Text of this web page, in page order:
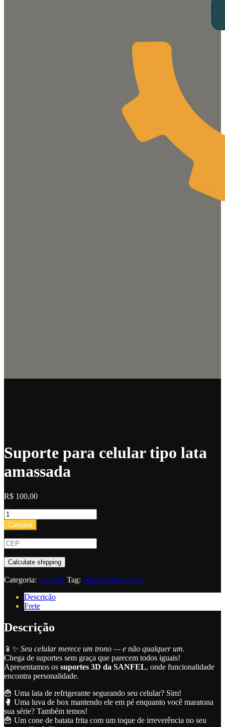
Suporte para celular tipo lata
amassada
R$ 100,00
Suporte
para
celular
tipo
lata
amassada
quantidade
Comprar
Calculate shipping
Categoria: Gadgets Tag: suporte para celular
Descrição
Frete
Descrição
📱✨ Seu celular merece um trono — e não qualquer um.
Chega de suportes sem graça que parecem todos iguais!
Apresentamos os suportes 3D da SANFEL, onde funcionalidade
encontra personalidade.
🍟 Uma lata de refrigerante segurando seu celular? Sim!
🥊 Uma luva de box mantendo ele em pé enquanto você maratona
sua série? Também temos!
🍟 Um cone de batata frita com um toque de irreverência no seu